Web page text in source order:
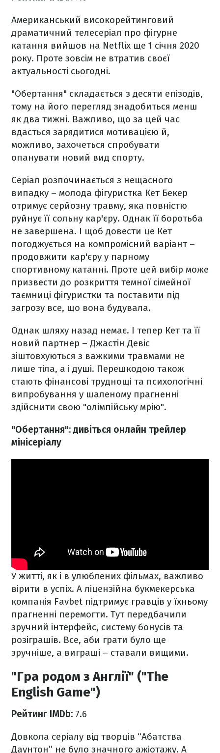
Американський високорейтинговий
драматичний телесеріал про фігурне
катання вийшов на Netflix ще 1 січня 2020
року. Проте зовсім не втратив своєї
актуальності сьогодні.
"Обертання" складається з десяти епізодів,
тому на його перегляд знадобиться менш
як два тижні. Важливо, що за цей час
вдасться зарядитися мотивацією й,
можливо, захочеться спробувати
опанувати новий вид спорту.
Серіал розпочинається з нещасного
випадку – молода фігуристка Кет Бекер
отримує серйозну травму, яка повністю
руйнує її сольну кар'єру. Однак її боротьба
не завершена. І щоб довести це Кет
погоджується на компромісний варіант –
продовжити кар'єру у парному
спортивному катанні. Проте цей вибір може
призвести до розкриття темної сімейної
таємниці фігуристки та поставити під
загрозу все, що вона будувала.
Однак шляху назад немає. І тепер Кет та її
новий партнер – Джастін Девіс
зіштовхуються з важкими травмами не
лише тіла, а і душі. Перешкодою також
стають фінансові труднощі та психологічні
випробування у шаленому прагненні
здійснити свою "олімпійську мрію".
"Обертання": дивіться онлайн трейлер
мінісеріалу
У житті, як і в улюблених фільмах, важливо
вірити в успіх. А ліцензійна букмекерська
компанія Favbet підтримує гравців у їхньому
прагненні перемогти. Тут передбачили
зручний інтерфейс, систему бонусів та
розіграшів. Все, аби грати було ще
зручніше, а виграші – ставали вищими.
"Гра родом з Англії" ("The
English Game")
Рейтинг IMDb: 7.6
Довкола серіалу від творців “Абатства
Даунтон” не було значного ажіотажу. А